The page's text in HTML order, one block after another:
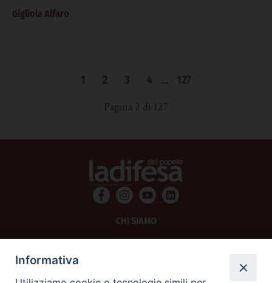
Gigliola Alfaro
1 2 3 4 … 127
Pagina 2 di 127
CHI SIAMO
Informativa